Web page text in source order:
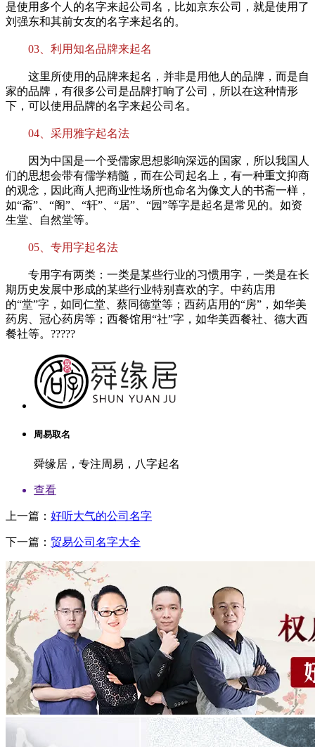
是使用多个人的名字来起公司名，比如京东公司，就是使用了
刘强东和其前女友的名字来起名的。
03、利用知名品牌来起名
这里所使用的品牌来起名，并非是用他人的品牌，而是自
家的品牌，有很多公司是品牌打响了公司，所以在这种情形
下，可以使用品牌的名字来起公司名。
04、采用雅字起名法
因为中国是一个受儒家思想影响深远的国家，所以我国人
们的思想会带有儒学精髓，而在公司起名上，有一种重文抑商
的观念，因此商人把商业性场所也命名为像文人的书斋一样，
如“斋”、“阁”、“轩”、“居”、“园”等字是起名是常见的。如资
生堂、自然堂等。
05、专用字起名法
专用字有两类：一类是某些行业的习惯用字，一类是在长
期历史发展中形成的某些行业特别喜欢的字。中药店用
的“堂”字，如同仁堂、蔡同德堂等；西药店用的“房”，如华美
药房、冠心药房等；西餐馆用“社”字，如华美西餐社、德大西
餐社等。?????
周易取名
舜缘居，专注周易，八字起名
查看
上一篇： 好听大气的公司名字
下一篇： 贸易公司名字大全